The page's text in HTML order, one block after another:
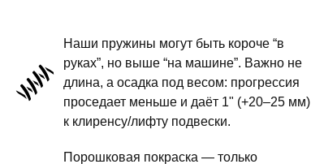
пружины
задней
подвески
Наши пружины могут быть короче “в
руках”, но выше “на машине”. Важно не
длина, а осадка под весом: прогрессия
проседает меньше и даёт 1" (+20–25 мм)
к клиренсу/лифту подвески.
Порошковая покраска — только